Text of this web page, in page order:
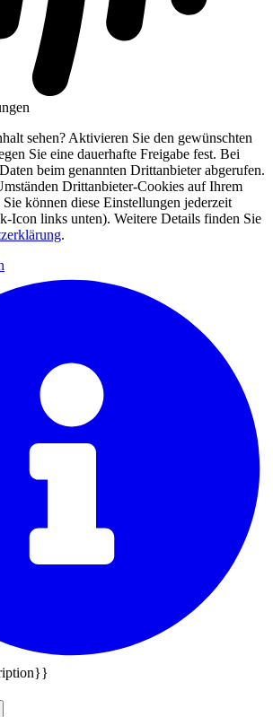
sehen? Aktivieren Sie den gewünschten
Sie eine dauerhafte Freigabe fest. Bei
beim genannten Drittanbieter abgerufen.
Drittanbieter-Cookies auf Ihrem
können diese Einstellungen jederzeit
Icon links unten). Weitere Details finden Sie
.